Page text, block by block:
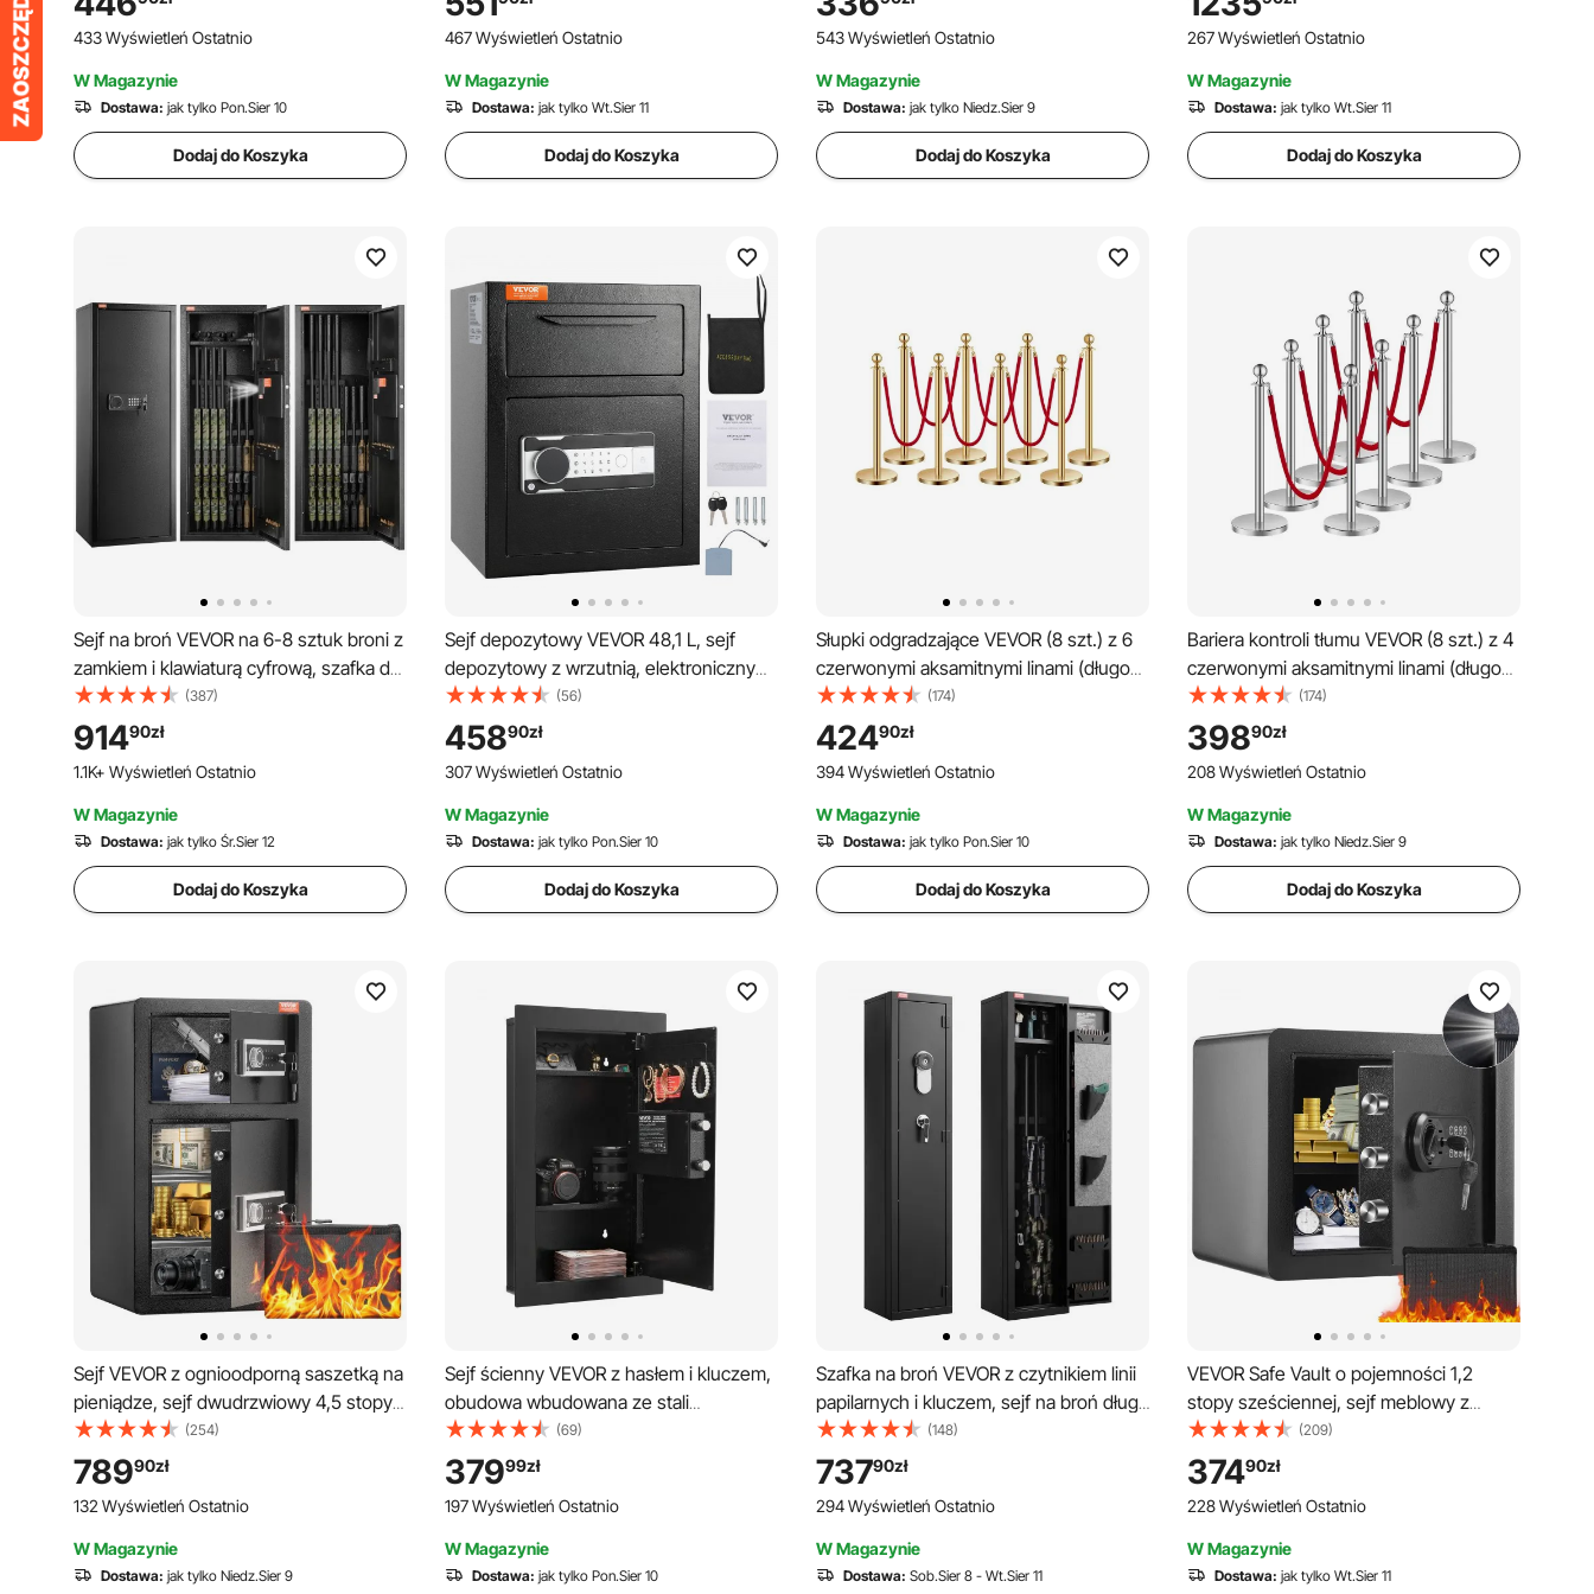
4 klipsami, 4 otworami na kłódkę i
wkładką piankową
433 Wyświetleń Ostatnio
W Magazynie
Dostawa: jak tylko Pon.Sier 10
Dodaj do Koszyka
skrytka na cenne przedmioty, biżuterię,
leki, sejf na gotówkę, czarny
467 Wyświetleń Ostatnio
W Magazynie
Dostawa: jak tylko Wt.Sier 11
Dodaj do Koszyka
Restauracji ze Stali Węglowej, Skrzynka
Depozytowa dla Domu, Biura i Hotelu
543 Wyświetleń Ostatnio
W Magazynie
Dostawa: jak tylko Niedz.Sier 9
Dodaj do Koszyka
broń z zamkiem na klucz i szyfr
267 Wyświetleń Ostatnio
W Magazynie
Dostawa: jak tylko Wt.Sier 11
Dodaj do Koszyka
Sejf na broń VEVOR na 6-8 sztuk broni z
zamkiem i klawiaturą cyfrową, szafka do
przechowywania broni z wyjmowaną
półką, szafka na broń domową i strzelby,
czarny
(387)
91490zł
1.1K+ Wyświetleń Ostatnio
W Magazynie
Dostawa: jak tylko Śr.Sier 12
Dodaj do Koszyka
Sejf depozytowy VEVOR 48,1 L, sejf
depozytowy z wrzutnią, elektronicznym
zamkiem kodowym i 2 kluczami
awaryjnymi, 45 x 30 x 35 cm, sejf
biznesowy na gotówkę, do domu,
hotelu, biura
(56)
45890zł
307 Wyświetleń Ostatnio
W Magazynie
Dostawa: jak tylko Pon.Sier 10
Dodaj do Koszyka
Słupki odgradzające VEVOR (8 szt.) z 6
czerwonymi aksamitnymi linami (długość
1,5 m), słupki odgradzające ze stali
nierdzewnej z wymienną podstawą na
wystawy, kolor złoty
(174)
42490zł
394 Wyświetleń Ostatnio
W Magazynie
Dostawa: jak tylko Pon.Sier 10
Dodaj do Koszyka
Bariera kontroli tłumu VEVOR (8 szt.) z 4
czerwonymi aksamitnymi linami (długość
1,5 m), stal nierdzewna, bariera kontroli
tłumu z wymienną podstawą na
wystawy, srebrna
(174)
39890zł
208 Wyświetleń Ostatnio
W Magazynie
Dostawa: jak tylko Niedz.Sier 9
Dodaj do Koszyka
Sejf VEVOR z ognioodporną saszetką na
pieniądze, sejf dwudrzwiowy 4,5 stopy
sześciennej, 2 regulowane przegrody,
cyfrowy sejf meblowy z kluczem,
kodem, sejf na pieniądze, biżuterię,
kosztowności, czarny
(254)
78990zł
132 Wyświetleń Ostatnio
W Magazynie
Dostawa: jak tylko Niedz.Sier 9
Sejf ścienny VEVOR z hasłem i kluczem,
obudowa wbudowana ze stali
walcowanej na zimno Q235 z
regulowanymi półkami i oświetleniem
LED, sejf szafkowy, wbudowany sejf na
pieniądze, biżuterię, paszport
(69)
37999zł
197 Wyświetleń Ostatnio
W Magazynie
Dostawa: jak tylko Pon.Sier 10
Szafka na broń VEVOR z czytnikiem linii
papilarnych i kluczem, sejf na broń długą
z magazynkiem i oświetleniem LED oraz
regulowanymi uchwytami
(148)
73790zł
294 Wyświetleń Ostatnio
W Magazynie
Dostawa: Sob.Sier 8 - Wt.Sier 11
VEVOR Safe Vault o pojemności 1,2
stopy sześciennej, sejf meblowy z
ognioodporną sakiewką na pieniądze,
cyfrowy sejf domowy z
zabezpieczeniem hasłem i kluczem,
wyjmowana półka, szafka wewnętrzna,
sejf ścienny na gotówkę, biżuterię,
dokumenty itp.
(209)
37490zł
228 Wyświetleń Ostatnio
W Magazynie
Dostawa: jak tylko Wt.Sier 11